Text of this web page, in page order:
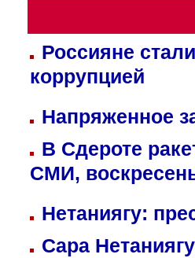
Россияне
коррупцией
Напряженное
В Сдероте
СМИ,
Нетаниягу:
Сара